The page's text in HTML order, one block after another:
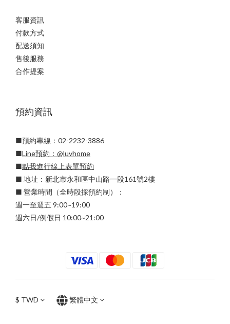
客服資訊
付款方式
配送須知
售後服務
合作提案
預約資訊
■預約專線：02-2232-3886
■Line預約： @luvhome
■點我進行線上表單預約
■ 地址：新北市永和區中山路一段161號2樓
■ 營業時間（全時段採預約制）：
週一至週五 9:00~19:00
週六日/例假日 10:00~21:00
$ TWD 繁體中文